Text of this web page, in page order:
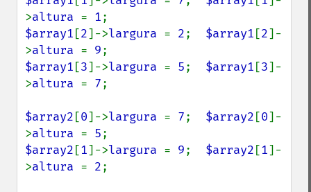
>altura = 1
$array1 [2]->largura = 2; $array1 [2]-
>altura = 9
$array1 [3]->largura = 5; $array1 [3]-
>altura = 7;
$array2 [0]->largura = 7; $array2 [0]-
>altura = 5
$array2 [1]->largura = 9; $array2 [1]-
>altura = 2;